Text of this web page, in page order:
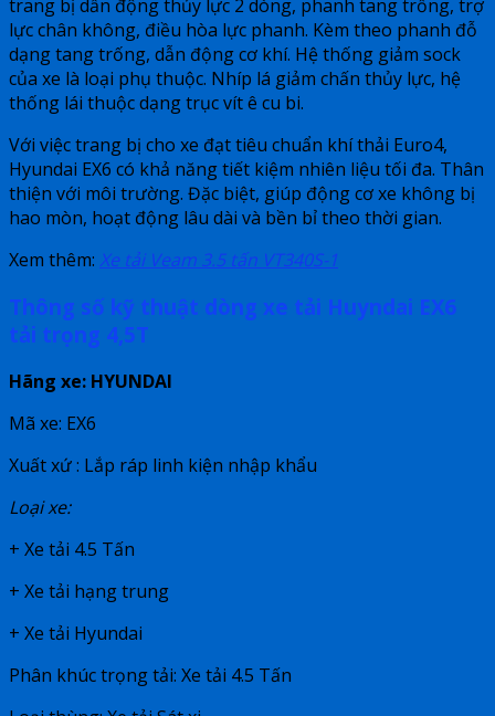
trang bị dẫn động thủy lực 2 dòng, phanh tang trống, trợ
lực chân không, điều hòa lực phanh. Kèm theo phanh đỗ
dạng tang trống, dẫn động cơ khí. Hệ thống giảm sock
của xe là loại phụ thuộc. Nhíp lá giảm chấn thủy lực, hệ
thống lái thuộc dạng trục vít ê cu bi.
Với việc trang bị cho xe đạt tiêu chuẩn khí thải Euro4,
Hyundai EX6 có khả năng tiết kiệm nhiên liệu tối đa. Thân
thiện với môi trường. Đặc biệt, giúp động cơ xe không bị
hao mòn, hoạt động lâu dài và bền bỉ theo thời gian.
Xem thêm: Xe tải Veam 3.5 tấn VT340S-1
Thông số kỹ thuật dòng xe tải Huyndai EX6
tải trọng 4,5T
Hãng xe: HYUNDAI
Mã xe: EX6
Xuất xứ : Lắp ráp linh kiện nhập khẩu
Loại xe:
+ Xe tải 4.5 Tấn
+ Xe tải hạng trung
+ Xe tải Hyundai
Phân khúc trọng tải: Xe tải 4.5 Tấn